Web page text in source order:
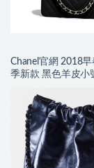
Chanel官網 2018
季新款 黑色羊皮小